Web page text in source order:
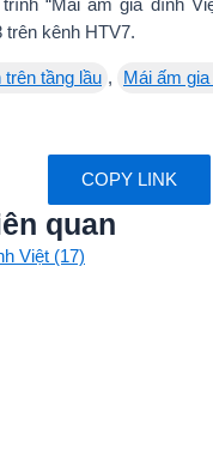
“Mái ấm gia đình
trên kênh HTV7.
trên tầng lầu , Mái ấm
COPY LINK
quan